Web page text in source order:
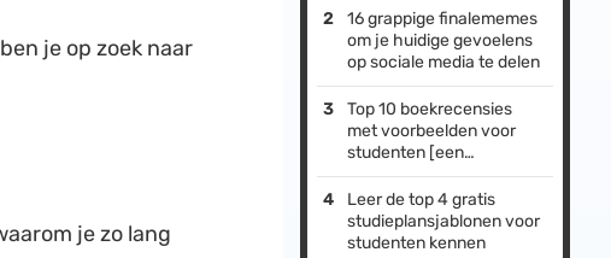
je op zoek naar
je zo lang
16 grappige finalememes
om je huidige gevoelens
op sociale media te delen
Top 10 boekrecensies
met voorbeelden voor
studenten [een
broodnodige lectuur]
Leer de top 4 gratis
studieplansjablonen voor
studenten kennen